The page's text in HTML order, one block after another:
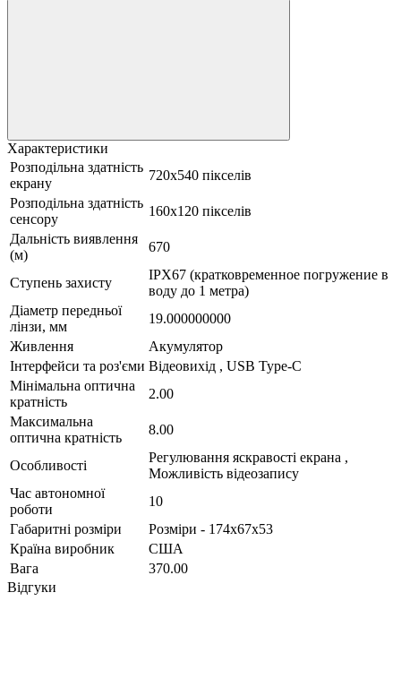
Характеристики
Розподільна здатність
екрану
720х540 пікселів
Розподільна здатність
сенсору
160x120 пікселів
Дальність виявлення
(м)
670
Ступень захисту
IPX67 (кратковременное погружение в
воду до 1 метра)
Діаметр передньої
лінзи, мм
19.000000000
Живлення
Акумулятор
Інтерфейси та роз'єми Відеовихід , USB Type-C
Мінімальна оптична
кратність
2.00
Максимальна
оптична кратність
8.00
Особливості
Регулювання яскравості екрана ,
Можливість відеозапису
Час автономної
роботи
10
Габаритні розміри
Розміри - 174х67х53
Країна виробник
США
Вага
370.00
Відгуки